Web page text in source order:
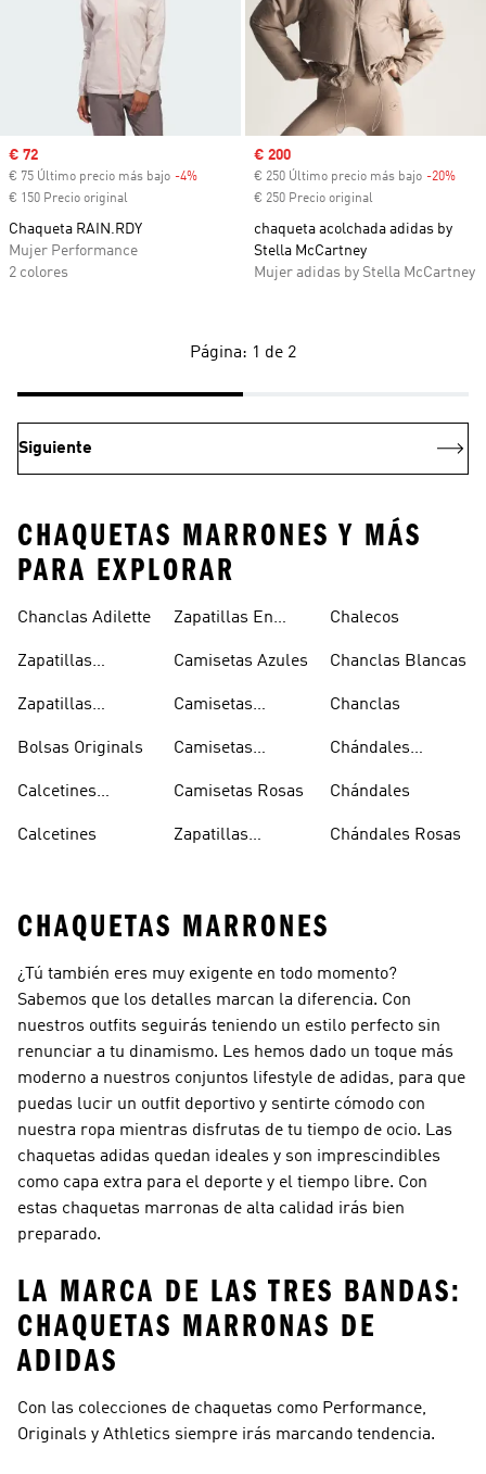
Precio de venta
€ 72
€ 75 Último precio más bajo -4% Descuento
€ 150 Precio original
Chaqueta RAIN.RDY
Mujer Performance
2 colores
Precio de venta
€ 200
€ 250 Último precio más bajo -20%
€ 250 Precio original
chaqueta acolchada adidas by
Stella McCartney
Mujer adidas by Stella McCartney
Página: 1 de 2
Siguiente
CHAQUETAS MARRONES Y MÁS
PARA EXPLORAR
Chanclas Adilette
Zapatillas
Zapatillas
Blancas
Bolsas Originals
Calcetines
Blancos
Calcetines
Zapatillas En
Camisetas Azules
Camisetas
Camisetas
Camisetas Rosas
Zapatillas
Chalecos
Chanclas Blancas
Chanclas
Chándales
Chándales
Chándales Rosas
CHAQUETAS MARRONES
¿Tú también eres muy exigente en todo momento?
Sabemos que los detalles marcan la diferencia. Con
nuestros outfits seguirás teniendo un estilo perfecto sin
renunciar a tu dinamismo. Les hemos dado un toque más
moderno a nuestros conjuntos lifestyle de adidas, para que
puedas lucir un outfit deportivo y sentirte cómodo con
nuestra ropa mientras disfrutas de tu tiempo de ocio. Las
chaquetas adidas quedan ideales y son imprescindibles
como capa extra para el deporte y el tiempo libre. Con
estas chaquetas marronas de alta calidad irás bien
preparado.
LA MARCA DE LAS TRES BANDAS:
CHAQUETAS MARRONAS DE
ADIDAS
Con las colecciones de chaquetas como Performance,
Originals y Athletics siempre irás marcando tendencia.